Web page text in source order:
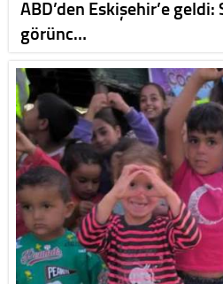
ABD’den Eskişehir’e
görünc…